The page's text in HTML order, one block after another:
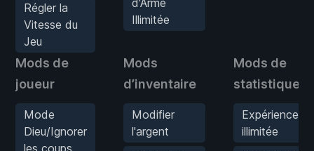
Régler la
Vitesse du
Jeu
Illimitée
Mods de
joueur
Mode
Dieu/Ignorer
les coups
Mods
d’inventaire
Modifier
l'argent
Mods de
statistiques
Expérience
illimitée